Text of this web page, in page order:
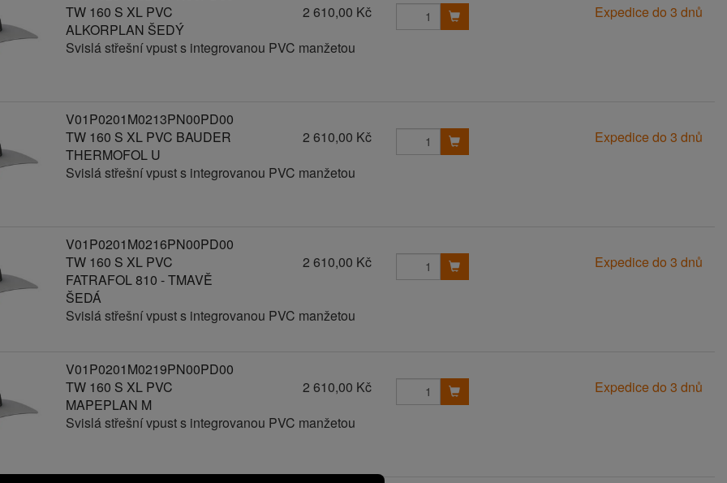
TW 160 S XL PVC
ALKORPLAN ŠEDÝ
2 610,00 Kč
Expedice do 3 dnů
Svislá střešní vpust s integrovanou PVC manžetou
V01P0201M0213PN00PD00
TW 160 S XL PVC BAUDER
THERMOFOL U
2 610,00 Kč
Expedice do 3 dnů
Svislá střešní vpust s integrovanou PVC manžetou
V01P0201M0216PN00PD00
TW 160 S XL PVC
FATRAFOL 810 - TMAVĚ
ŠEDÁ
2 610,00 Kč Expedice do 3 dnů
Svislá střešní vpust s integrovanou PVC manžetou
V01P0201M0219PN00PD00
TW 160 S XL PVC
MAPEPLAN M
2 610,00 Kč
Expedice do 3 dnů
Svislá střešní vpust s integrovanou PVC manžetou